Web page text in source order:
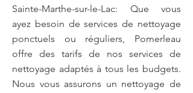
Sainte-Marthe-sur-le-Lac: Que vous
ayez besoin de services de nettoyage
ponctuels ou réguliers, Pomerleau
offre des tarifs de nos services de
nettoyage adaptés à tous les budgets.
Nous vous assurons un nettoyage de